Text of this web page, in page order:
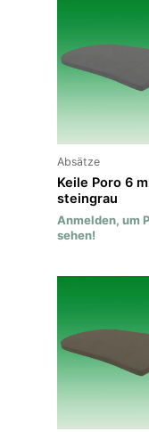
Absätze
Keile Poro 6
steingrau
Anmelden, um
sehen!